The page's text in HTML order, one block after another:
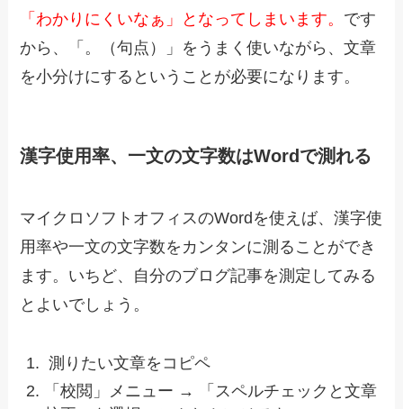
「わかりにくいなぁ」となってしまいます。 です
から、「。（句点）」をうまく使いながら、文章
を小分けにするということが必要になります。
漢字使用率、一文の文字数はWordで測れる
マイクロソフトオフィスのWordを使えば、漢字使
用率や一文の文字数をカンタンに測ることができ
ます。いちど、自分のブログ記事を測定してみる
とよいでしょう。
測りたい文章をコピペ
「校閲」メニュー → 「スペルチェックと文章